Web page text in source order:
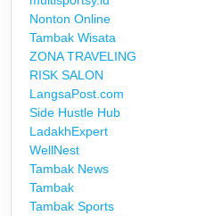
Nonton Online
Tambak Wisata
ZONA TRAVELING
RISK SALON
LangsaPost.com
Side Hustle Hub
LadakhExpert
WellNest
Tambak News
Tambak
Tambak Sports